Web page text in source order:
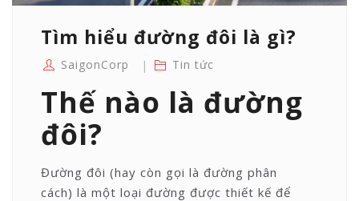
Tìm hiểu đường đôi là gì?
SaigonCorp Tin tức
Thế nào là đường
đôi?
Đường đôi (hay còn gọi là đường phân
cách) là một loại đường được thiết kế để